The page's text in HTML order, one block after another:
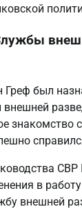
Греф был
знакомство
в
внешней